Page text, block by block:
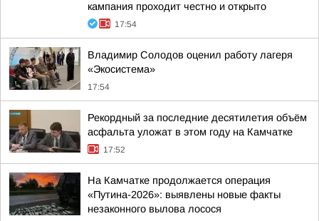
кампания проходит честно и открыто
17:54
Владимир Солодов оценил работу лагеря
«Экосистема»
17:54
Рекордный за последние десятилетия объём
асфальта уложат в этом году на Камчатке
17:52
На Камчатке продолжается операция
«Путина-2026»: выявлены новые факты
незаконного вылова лосося